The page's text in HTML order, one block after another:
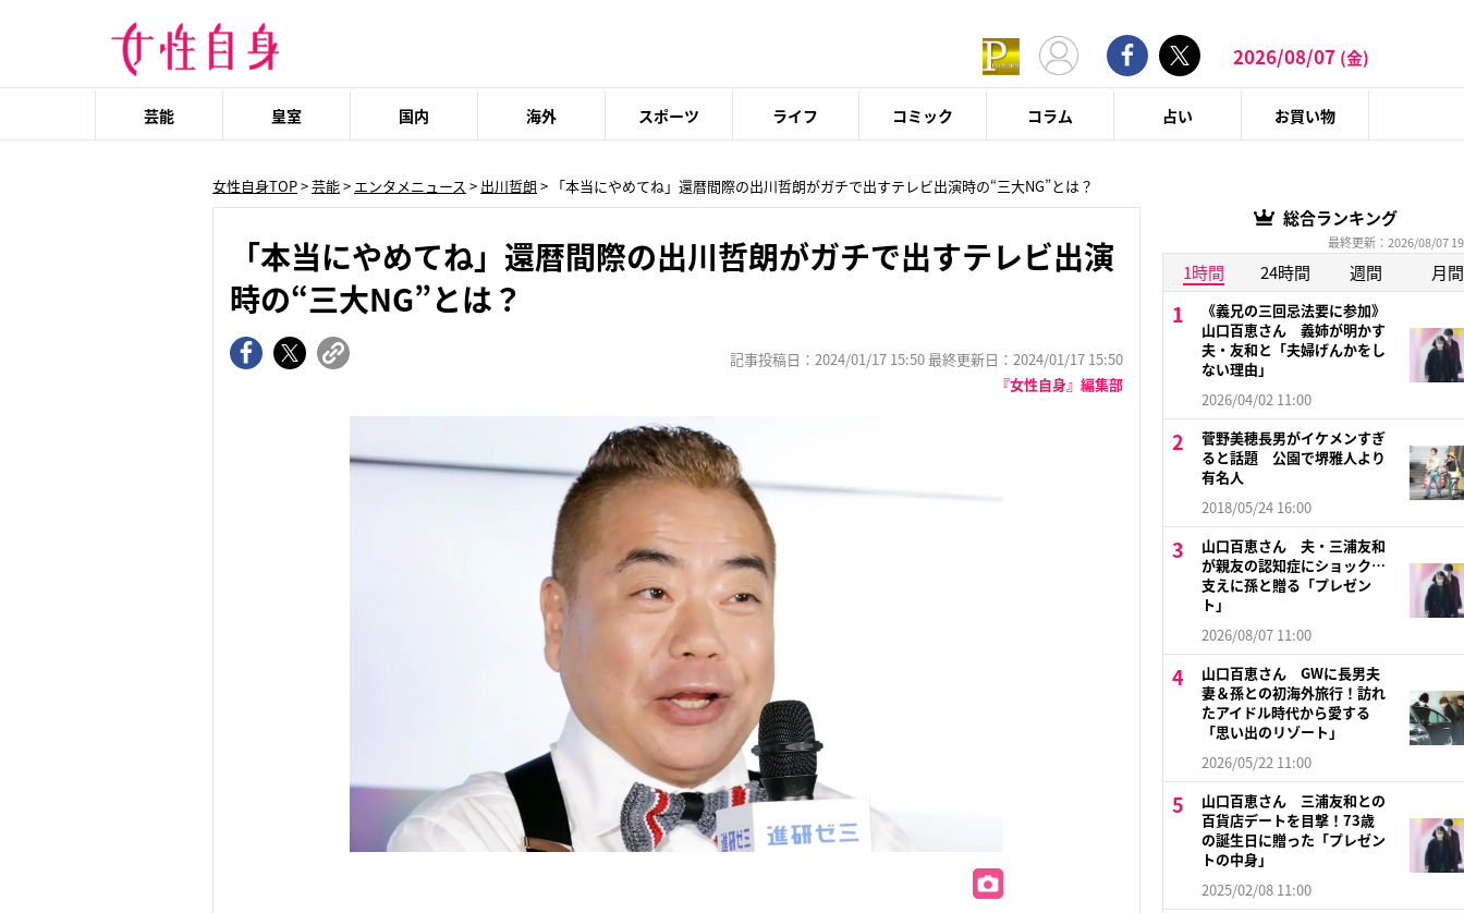
2026/08/07 (金)
芸能 皇室 国内 海外 スポーツ ライフ コミック コラム 占い お買い物
女性自身TOP>芸能> エンタメニュース > 出川哲朗 > 「本当にやめてね」還暦間際の出川哲朗がガチで出すテレビ出演時の“三大NG”とは？
「本当にやめてね」還暦間際の出川哲朗がガチで出すテレビ出演
時の“三大NG”とは？
記事投稿日：2024/01/17 15:50 最終更新日：2024/01/17 15:50
『女性自身』編集部
総合ランキング
最終更新：2026/08/07
1時間 24時間 週間 月間
《義兄の三回忌法要に参加》
山口百恵さん 義姉が明かす
夫・友和と「夫婦げんかをし
ない理由」
2026/04/02 11:00
菅野美穂長男がイケメンすぎ
ると話題 公園で堺雅人より
有名人
2018/05/24 16:00
山口百恵さん 夫・三浦友和
が親友の認知症にショック…
支えに孫と贈る「プレゼン
ト」
2026/08/07 11:00
山口百恵さん GWに長男夫
妻＆孫との初海外旅行！訪れ
たアイドル時代から愛する
「思い出のリゾート」
2026/05/22 11:00
山口百恵さん 三浦友和との
百貨店デートを目撃！73歳
の誕生日に贈った「プレゼン
トの中身」
2025/02/08 11:00